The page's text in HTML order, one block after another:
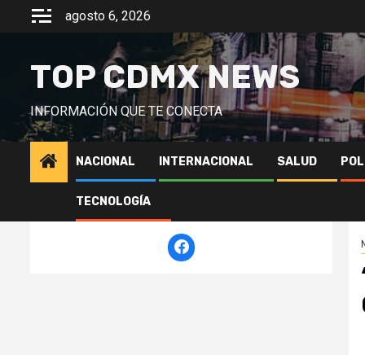
agosto 6, 2026
TOP CDMX NEWS
INFORMACIÓN QUE TE CONECTA
NACIONAL INTERNACIONAL SALUD
TECNOLOGÍA